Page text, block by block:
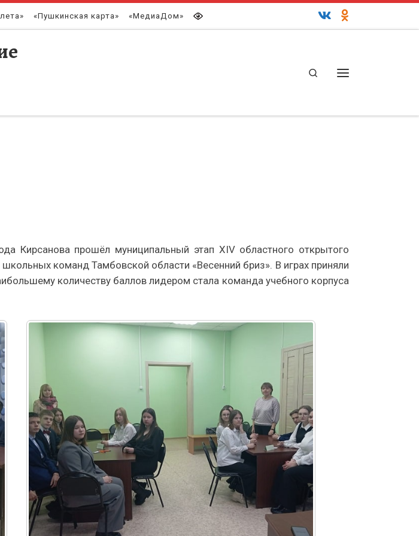
«Пушкинская карта» «МедиаДом»
Search
Кирсанова прошёл муниципальный этап XIV областного открытого
команд Тамбовской области «Весенний бриз». В играх приняли
количеству баллов лидером стала команда учебного корпуса